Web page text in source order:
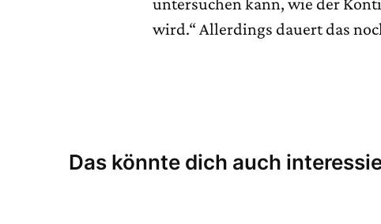
wird.“ Allerdings dauert das
Das könnte dich auch